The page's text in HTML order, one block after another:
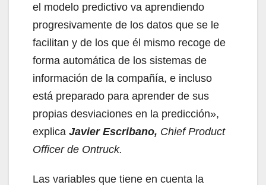
el modelo predictivo va aprendiendo
progresivamente de los datos que se le
facilitan y de los que él mismo recoge de
forma automática de los sistemas de
información de la compañía, e incluso
está preparado para aprender de sus
propias desviaciones en la predicción»,
explica Javier Escribano, Chief Product
Officer de Ontruck.
Las variables que tiene en cuenta la